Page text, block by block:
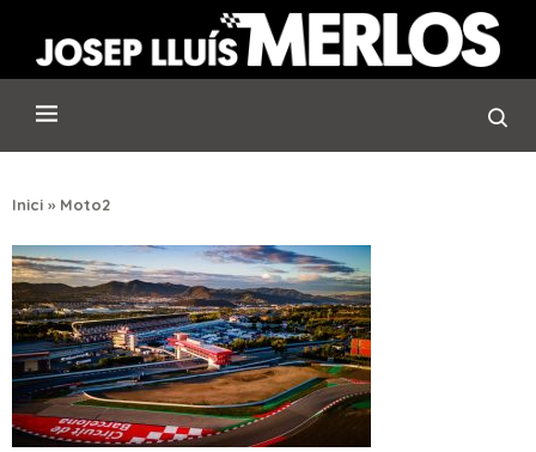
Inici » Moto2